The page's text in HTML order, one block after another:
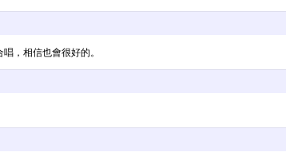
，相信也會很好的。